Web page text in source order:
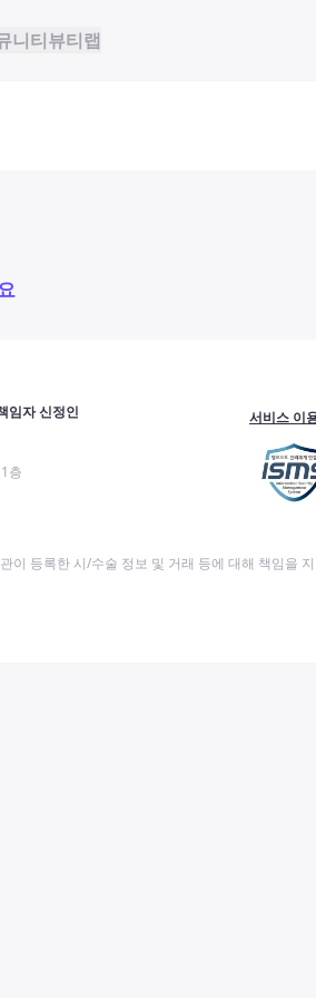
니티뷰티랩
임자 신정인
층
서비스 이
이 등록한 시/수술 정보 및 거래 등에 대해 책임을